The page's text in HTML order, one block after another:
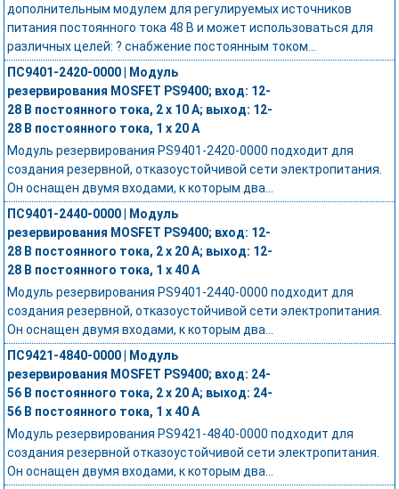
дополнительным модулем для регулируемых источников
питания постоянного тока 48 В и может использоваться для
различных целей: ? снабжение постоянным током...
ПС9401-2420-0000 | Модуль
резервирования MOSFET PS9400; вход: 12-
28 В постоянного тока, 2 x 10 А; выход: 12-
28 В постоянного тока, 1 x 20 А
Модуль резервирования PS9401-2420-0000 подходит для
создания резервной, отказоустойчивой сети электропитания.
Он оснащен двумя входами, к которым два...
ПС9401-2440-0000 | Модуль
резервирования MOSFET PS9400; вход: 12-
28 В постоянного тока, 2 x 20 А; выход: 12-
28 В постоянного тока, 1 x 40 А
Модуль резервирования PS9401-2440-0000 подходит для
создания резервной, отказоустойчивой сети электропитания.
Он оснащен двумя входами, к которым два...
ПС9421-4840-0000 | Модуль
резервирования MOSFET PS9400; вход: 24-
56 В постоянного тока, 2 x 20 А; выход: 24-
56 В постоянного тока, 1 x 40 А
Модуль резервирования PS9421-4840-0000 подходит для
создания резервной отказоустойчивой сети электропитания.
Он оснащен двумя входами, к которым два...